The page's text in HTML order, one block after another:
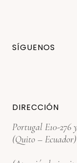
SÍGUENOS
DIRECCIÓN
Portugal E10-
(Quito – Ecuador)